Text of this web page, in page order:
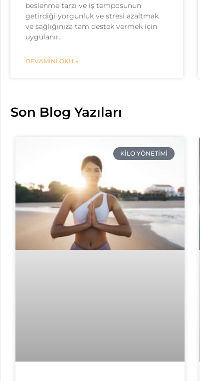
beslenme tarzı ve iş temposunun
getirdiği yorgunluk ve stresi azaltmak
ve sağlığınıza tam destek vermek için
uygulanır.
DEVAMINI OKU »
Son Blog Yazıları
KILO YÖNETIMI